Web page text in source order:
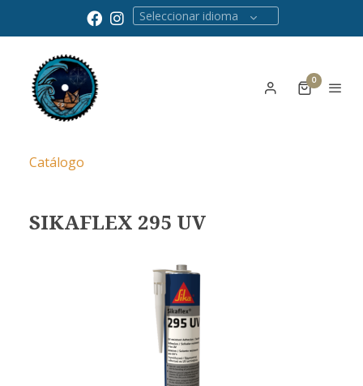
Seleccionar idioma
0
Catálogo
SIKAFLEX 295 UV